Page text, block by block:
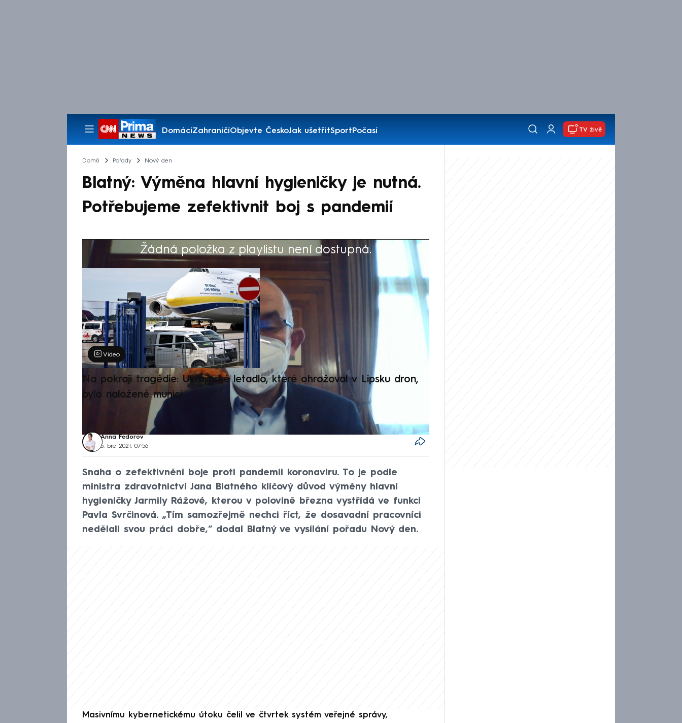
DomácíZahraničíObjevte ČeskoJak ušetřitSportPočasí
Pořady
TV živě
Domů Pořady Nový den
Blatný: Výměna hlavní hygieničky je nutná.
Potřebujeme zefektivnit boj s pandemií
Žádná položka z playlistu není dostupná.
Výběr redakce
Video
Na pokraji tragédie: Ukrajinské letadlo, které ohrožoval v Lipsku dron,
bylo naložené municí
Anna Fedorov
5. bře 2021, 07:56
Snaha o zefektivnění boje proti pandemii koronaviru. To je podle
ministra zdravotnictví Jana Blatného klíčový důvod výměny hlavní
hygieničky Jarmily Rážové, kterou v polovině března vystřídá ve funkci
Pavla Svrčinová. „Tím samozřejmě nechci říct, že dosavadní pracovníci
nedělali svou práci dobře,“ dodal Blatný ve vysílání pořadu Nový den.
Masivnímu kybernetickému útoku čelil ve čtvrtek systém veřejné správy,